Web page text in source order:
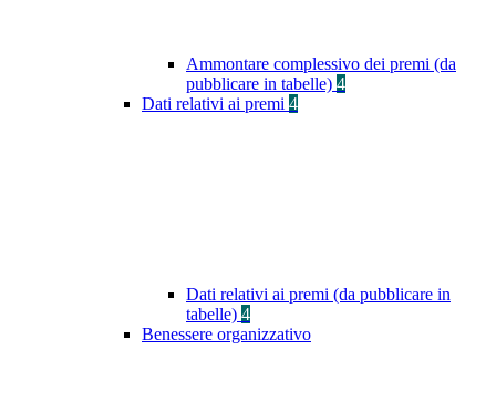
Ammontare complessivo dei premi (da
pubblicare in tabelle) 4
Dati relativi ai premi 4
Dati relativi ai premi (da pubblicare in
tabelle) 4
Benessere organizzativo